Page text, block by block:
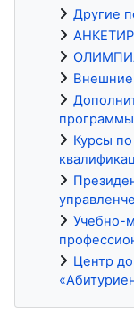
Другие
Курсы
Учебно-
Центр